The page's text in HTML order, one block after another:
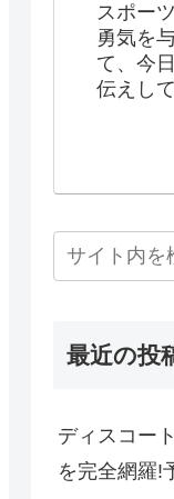
スポー
勇気を
て、今
伝えし
最近の投
ディスコー
を完全網羅!